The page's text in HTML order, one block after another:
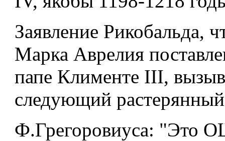
Заявление Рикобальда,
Марка Аврелия
папе Клименте III,
следующий
Ф.Грегоровиуса: